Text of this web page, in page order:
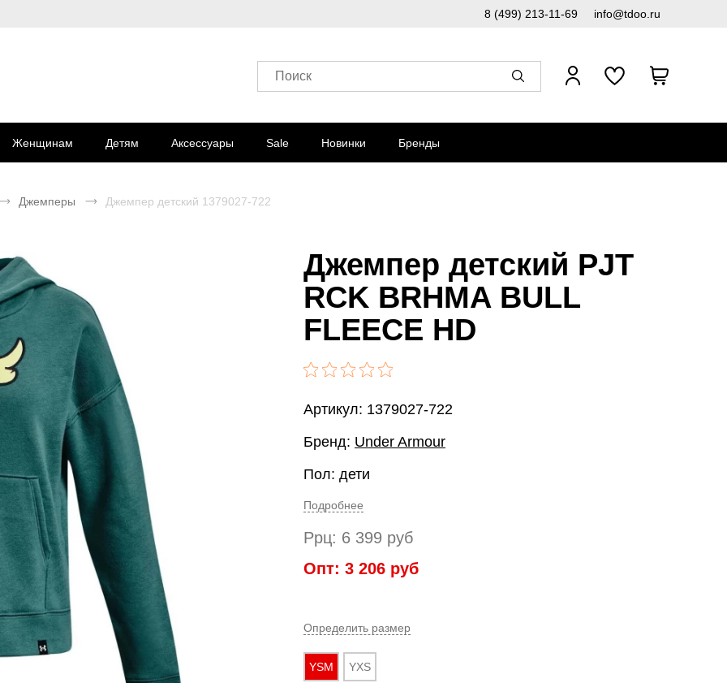
8 (499) 213-11-69 info@tdoo.ru
Поиск
Женщинам Детям Аксессуары Sale Новинки Бренды
Джемперы Джемпер детский 1379027-722
Джемпер детский PJT
RCK BRHMA BULL
FLEECE HD
Артикул: 1379027-722
Бренд: Under Armour
Пол: дети
Подробнее
Ррц: 6 399 руб
Опт: 3 206 руб
Определить размер
YSM YXS